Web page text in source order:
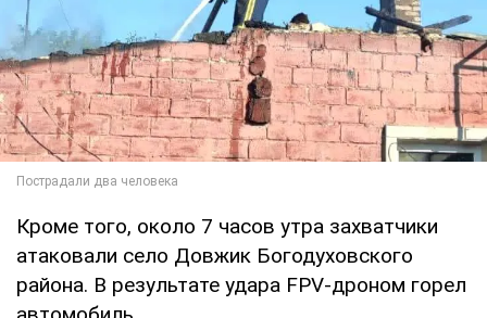
Кроме того, около 7 часов утра захватчики
атаковали село Довжик Богодуховского
района. В результате удара FPV-дроном горел